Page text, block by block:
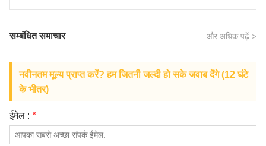
समाचार
फैक्ट्री शो
हमसे संपर्क करें
हमारे बारे में
सम्बंधित समाचार और अधिक पढ़ें >
नवीनतम मूल्य प्राप्त करें? हम जितनी जल्दी हो सके जवाब देंगे (12 घंटे
के भीतर)
ईमेल : *